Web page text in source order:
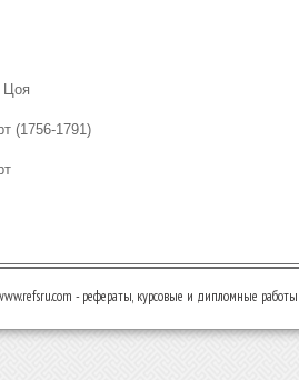
Цоя
(1756-1791)
- рефераты, курсовые и дипломные работы